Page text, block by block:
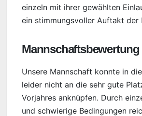
einzeln mit ihrer gewählten
ein stimmungsvoller Auftakt der
Mannschaftsbewertung
Unsere Mannschaft konnte in
leider nicht an die sehr gute
Vorjahres anknüpfen. Durch
und schwierige Bedingungen